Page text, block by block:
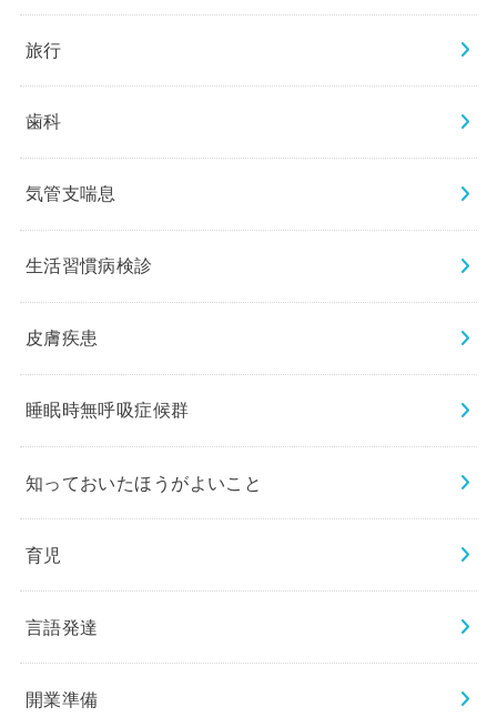
旅行
歯科
気管支喘息
生活習慣病検診
皮膚疾患
睡眠時無呼吸症候群
知っておいたほうがよいこと
育児
言語発達
開業準備